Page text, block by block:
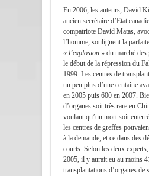
En 2006, les auteurs, David
ancien secrétaire d’Etat
compatriote David Matas,
l’homme, soulignent la
« l’explosion »du marché des
le début de la répression du
1999. Les centres de
un peu plus d’une centaine
en 2005 puis 600 en 2007.
d’organes soit très rare en
voulant qu’un mort soit
les centres de greffes
à la demande, et ce dans des
courts. Selon les deux
2005, il y aurait eu au moins
transplantations d’organes de